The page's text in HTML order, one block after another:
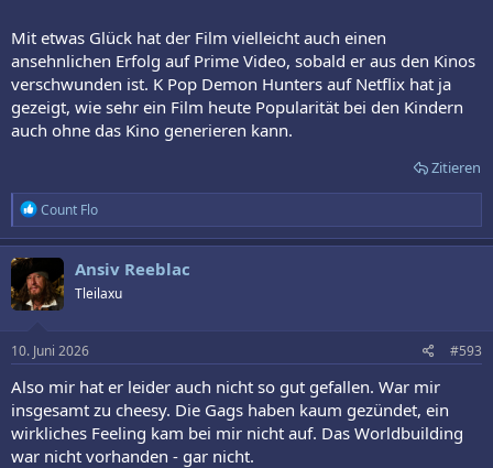
Mit etwas Glück hat der Film vielleicht auch einen
ansehnlichen Erfolg auf Prime Video, sobald er aus den Kinos
verschwunden ist. K Pop Demon Hunters auf Netflix hat ja
gezeigt, wie sehr ein Film heute Popularität bei den Kindern
auch ohne das Kino generieren kann.
Zitieren
R
e
a
k
t
i
o
e
n
:
Count Flo
Ansiv Reeblac
Tleilaxu
10. Juni 2026 #593
Also mir hat er leider auch nicht so gut gefallen. War mir
insgesamt zu cheesy. Die Gags haben kaum gezündet, ein
wirkliches Feeling kam bei mir nicht auf. Das Worldbuilding
war nicht vorhanden - gar nicht.